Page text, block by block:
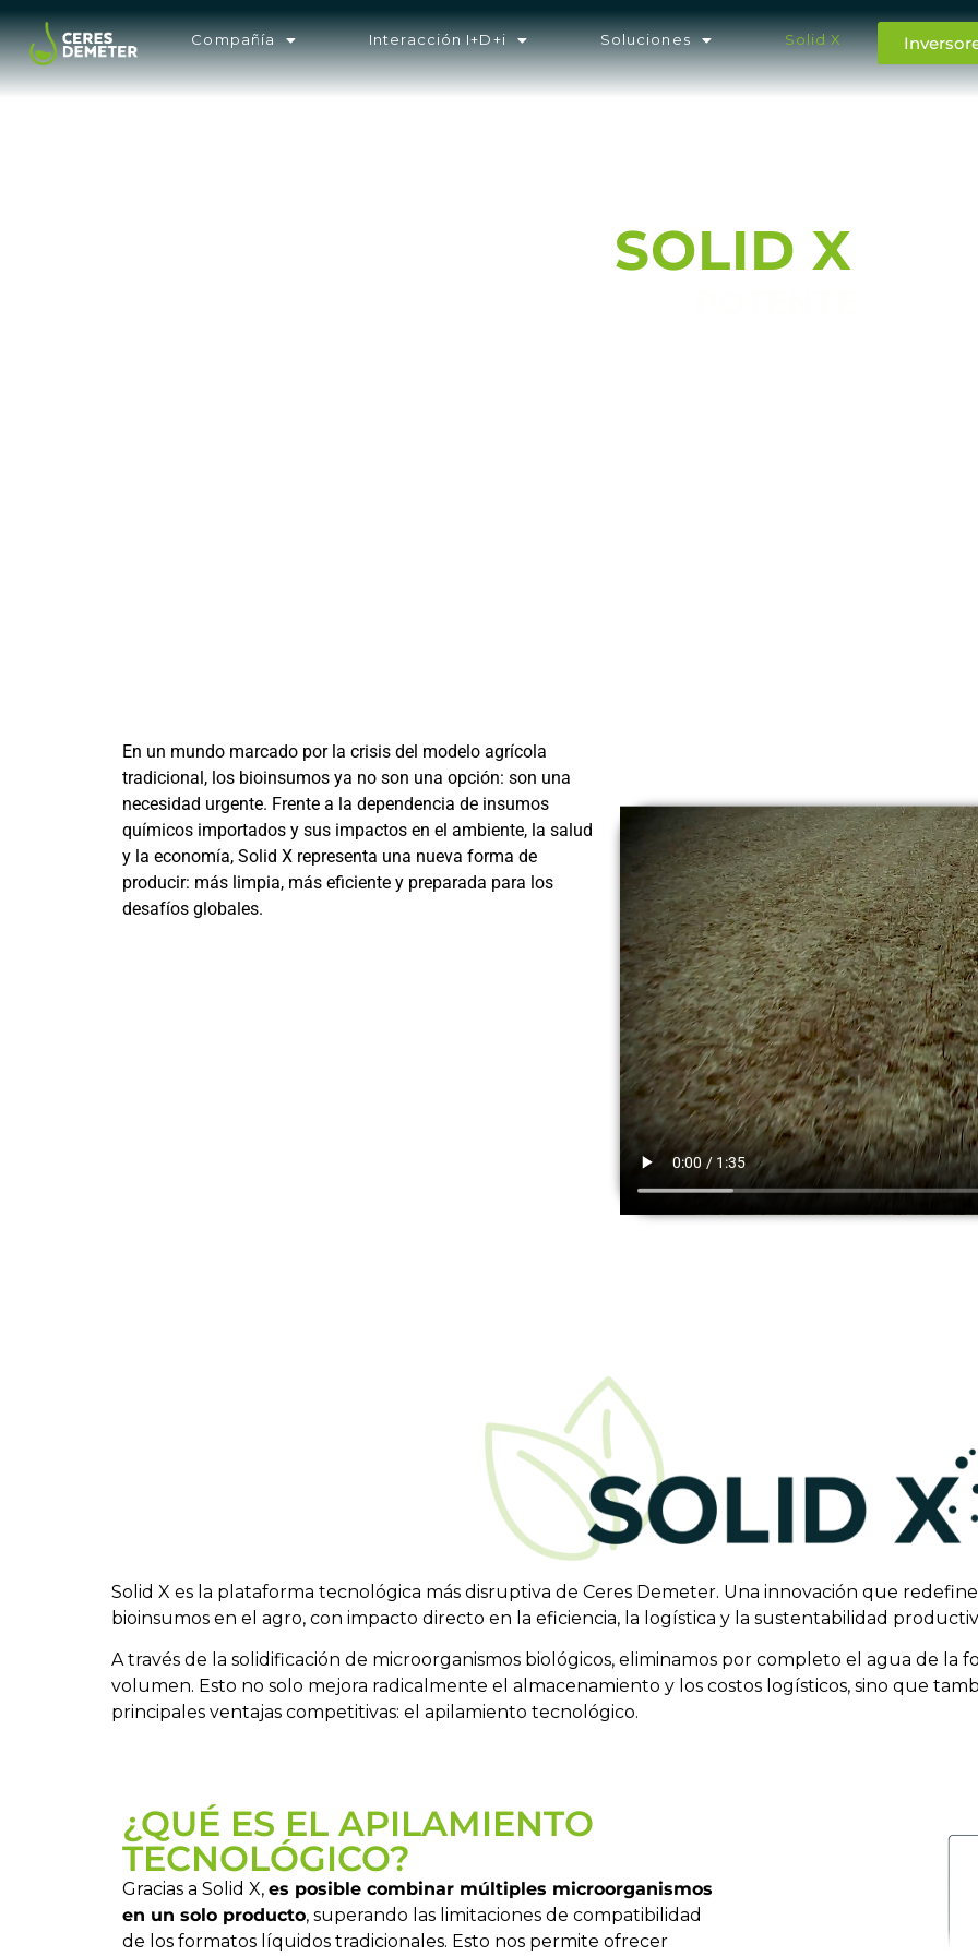
Compañía Interacción I+D+i Soluciones Solid X
SOLID X
En un mundo marcado por la crisis del modelo agrícola
tradicional, los bioinsumos ya no son una opción: son una
necesidad urgente. Frente a la dependencia de insumos
químicos importados y sus impactos en el ambiente, la salud
y la economía, Solid X representa una nueva forma de
producir: más limpia, más eficiente y preparada para los
desafíos globales.
Solid X es la plataforma tecnológica más disruptiva de Ceres Demeter. Una innovación que
bioinsumos en el agro, con impacto directo en la eficiencia, la logística y la sustentabilidad
A través de la solidificación de microorganismos biológicos, eliminamos por completo el agua de la
volumen. Esto no solo mejora radicalmente el almacenamiento y los costos logísticos, sino que
principales ventajas competitivas: el apilamiento tecnológico.
¿QUÉ ES EL APILAMIENTO
TECNOLÓGICO?
Gracias a Solid X, es posible combinar múltiples microorganismos
en un solo producto, superando las limitaciones de compatibilidad
de los formatos líquidos tradicionales. Esto nos permite ofrecer